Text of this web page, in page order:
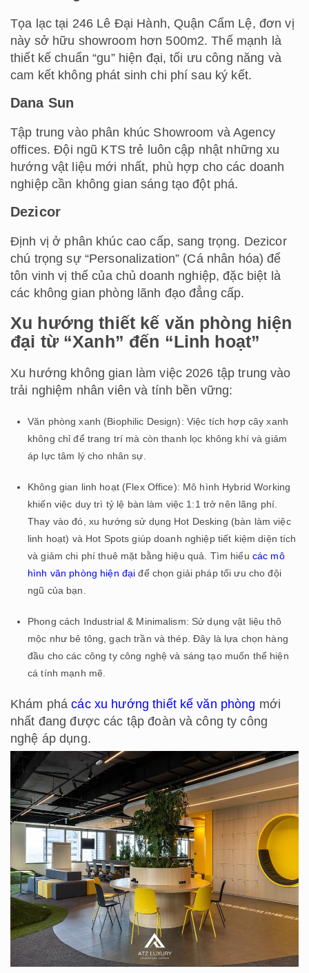
Tọa lạc tại 246 Lê Đại Hành, Quận Cẩm Lệ, đơn vị
này sở hữu showroom hơn 500m2. Thế mạnh là
thiết kế chuẩn “gu” hiện đại, tối ưu công năng và
cam kết không phát sinh chi phí sau ký kết.
Dana Sun
Tập trung vào phân khúc Showroom và Agency
offices. Đội ngũ KTS trẻ luôn cập nhật những xu
hướng vật liệu mới nhất, phù hợp cho các doanh
nghiệp cần không gian sáng tạo đột phá.
Dezicor
Định vị ở phân khúc cao cấp, sang trọng. Dezicor
chú trọng sự “Personalization” (Cá nhân hóa) để
tôn vinh vị thế của chủ doanh nghiệp, đặc biệt là
các không gian phòng lãnh đạo đẳng cấp.
Xu hướng thiết kế văn phòng hiện
đại từ “Xanh” đến “Linh hoạt”
Xu hướng không gian làm việc 2026 tập trung vào
trải nghiệm nhân viên và tính bền vững:
Văn phòng xanh (Biophilic Design): Việc tích hợp cây xanh
không chỉ để trang trí mà còn thanh lọc không khí và giảm
áp lực tâm lý cho nhân sự.
Không gian linh hoạt (Flex Office): Mô hình Hybrid Working
khiến việc duy trì tỷ lệ bàn làm việc 1:1 trở nên lãng phí.
Thay vào đó, xu hướng sử dụng Hot Desking (bàn làm việc
linh hoạt) và Hot Spots giúp doanh nghiệp tiết kiệm diện tích
và giảm chi phí thuê mặt bằng hiệu quả. Tìm hiểu các mô
hình văn phòng hiện đại để chọn giải pháp tối ưu cho đội
ngũ của bạn.
Phong cách Industrial & Minimalism: Sử dụng vật liệu thô
mộc như bê tông, gạch trần và thép. Đây là lựa chọn hàng
đầu cho các công ty công nghệ và sáng tạo muốn thể hiện
cá tính mạnh mẽ.
Khám phácác xu hướng thiết kế văn phòng mới
nhất đang được các tập đoàn và công ty công
nghệ áp dụng.